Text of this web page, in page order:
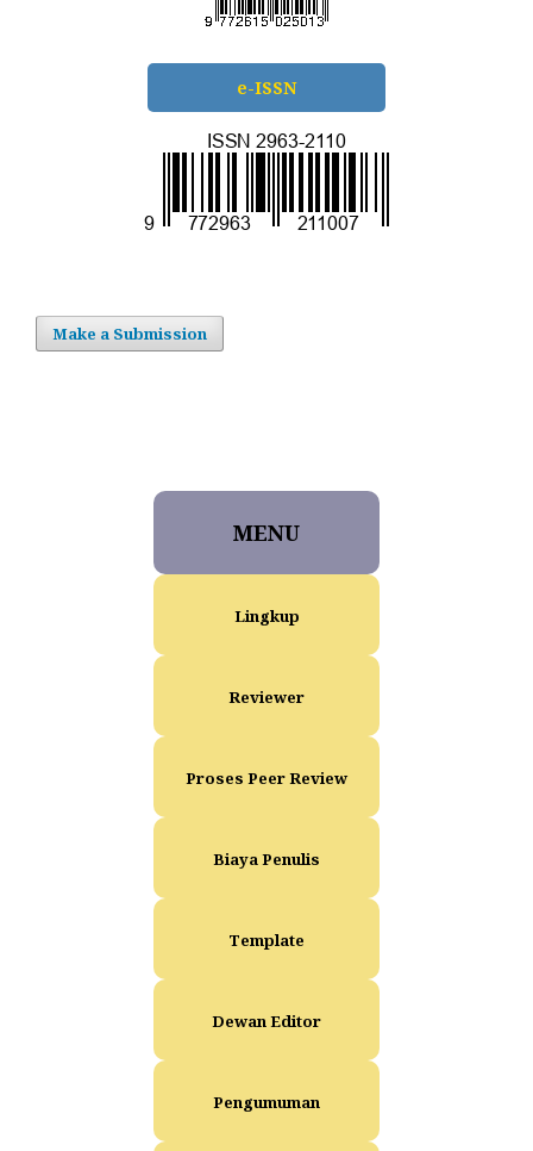
e-ISSN
Make a Submission
MENU
Lingkup
Reviewer
Proses Peer Review
Biaya Penulis
Template
Dewan Editor
Pengumuman